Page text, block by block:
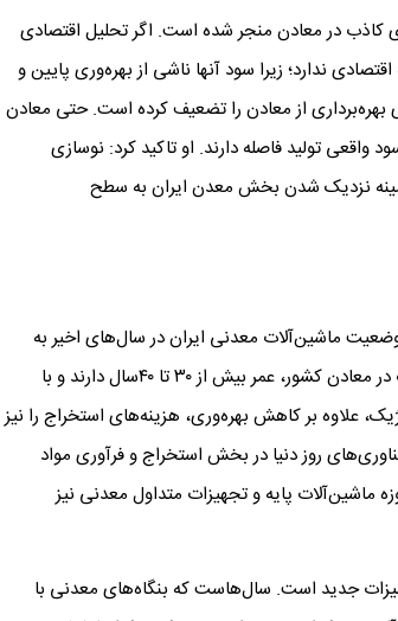
کاذب در معادن منجر شده است. اگر تحلیل اقتصادی
ندارد؛ زیرا سود آنها ناشی از بهره‌وری پایین و
از معادن را تضعیف کرده است. حتی معادن
واقعی تولید فاصله دارند. او تاکید کرد: نوسازی
نزدیک شدن بخش معدن ایران به سطح
ماشین‌آلات معدنی ایران در سال‌های اخیر به
یکی از بحرانی‌ترین مسائل این حوزه تبدیل شده است. بسیاری از تجهیزات در معادن کشور، عمر بیش از ۳۰ تا ۴۰سال دارند و با
علاوه بر کاهش بهره‌وری، هزینه‌های استخراج را نیز
روز دنیا در بخش استخراج و فرآوری مواد
پایه و تجهیزات متداول معدنی نیز
جدید است. سال‌هاست که بنگاه‌های معدنی با